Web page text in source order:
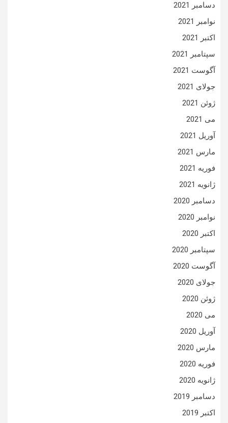
دسامبر 2021
نوامبر 2021
اکتبر 2021
سپتامبر 2021
آگوست 2021
جولای 2021
ژوئن 2021
می 2021
آوریل 2021
مارس 2021
فوریه 2021
ژانویه 2021
دسامبر 2020
نوامبر 2020
اکتبر 2020
سپتامبر 2020
آگوست 2020
جولای 2020
ژوئن 2020
می 2020
آوریل 2020
مارس 2020
فوریه 2020
ژانویه 2020
دسامبر 2019
اکتبر 2019